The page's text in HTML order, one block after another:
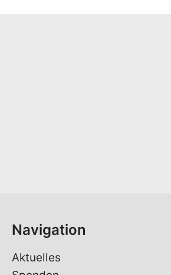
Navigation
Aktuelles